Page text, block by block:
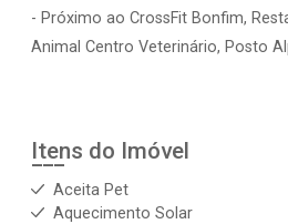
- Próximo ao CrossFit Bonfim,
Animal Centro Veterinário, Posto
Itens do Imóvel
Aceita Pet
Aquecimento Solar